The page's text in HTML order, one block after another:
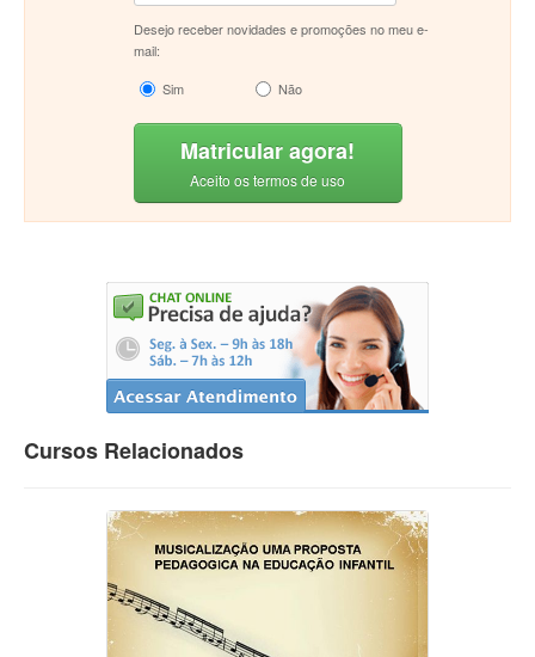
Desejo receber novidades e promoções no meu e-
mail:
Sim
Não
Matricular agora!
Aceito os termos de uso
Cursos Relacionados